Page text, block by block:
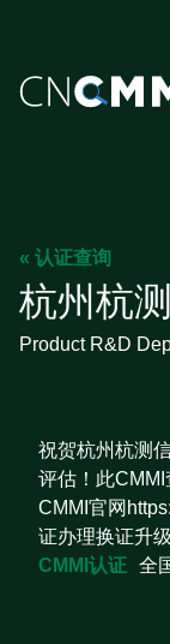
« 认证查询
杭州杭
Product R&D
祝贺杭州杭测
评估！此
CMMI官网
证办理换证升
CMMI认证 全